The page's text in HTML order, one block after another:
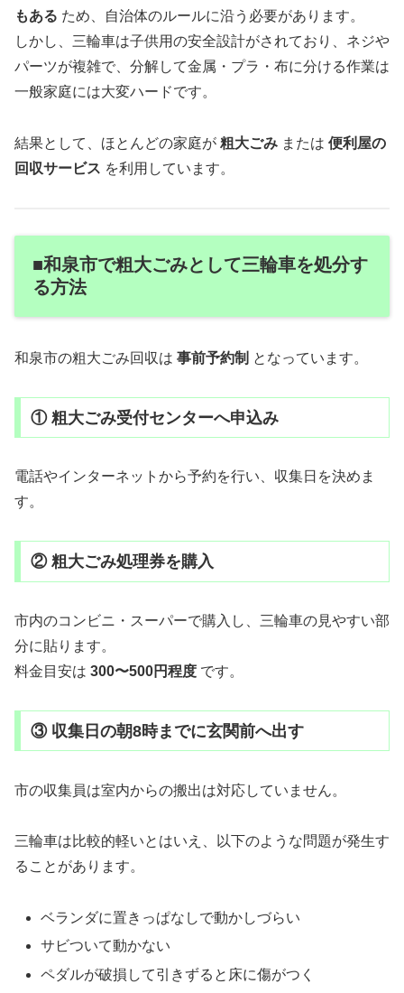
もある ため、自治体のルールに沿う必要があります。
しかし、三輪車は子供用の安全設計がされており、ネジや
パーツが複雑で、分解して金属・プラ・布に分ける作業は
一般家庭には大変ハードです。
結果として、ほとんどの家庭が 粗大ごみ または 便利屋の
回収サービス を利用しています。
■和泉市で粗大ごみとして三輪車を処分す
る方法
和泉市の粗大ごみ回収は 事前予約制 となっています。
① 粗大ごみ受付センターへ申込み
電話やインターネットから予約を行い、収集日を決めま
す。
② 粗大ごみ処理券を購入
市内のコンビニ・スーパーで購入し、三輪車の見やすい部
分に貼ります。
料金目安は 300〜500円程度 です。
③ 収集日の朝8時までに玄関前へ出す
市の収集員は室内からの搬出は対応していません。
三輪車は比較的軽いとはいえ、以下のような問題が発生す
ることがあります。
ベランダに置きっぱなしで動かしづらい
サビついて動かない
ペダルが破損して引きずると床に傷がつく